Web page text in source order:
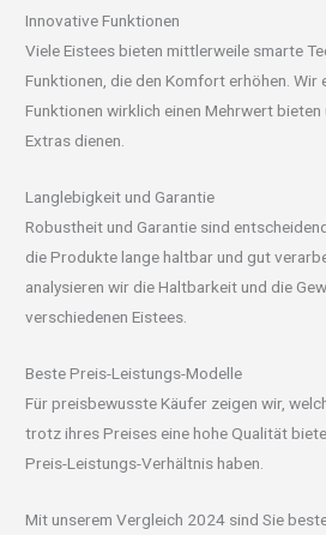
Innovative Funktionen
Viele Eistees bieten mittlerweile smarte
Funktionen, die den Komfort erhöhen. Wir
Funktionen wirklich einen Mehrwert
Extras dienen.
Langlebigkeit und Garantie
Robustheit und Garantie sind
die Produkte lange haltbar und gut
analysieren wir die Haltbarkeit und die
verschiedenen Eistees.
Beste Preis-Leistungs-Modelle
Für preisbewusste Käufer zeigen wir,
trotz ihres Preises eine hohe Qualität
Preis-Leistungs-Verhältnis haben.
Mit unserem Vergleich 2024 sind Sie